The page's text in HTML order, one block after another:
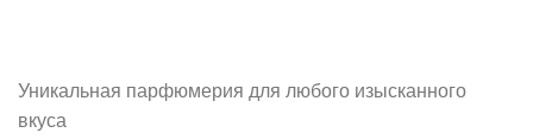
Уникальная парфюмерия для любого изысканного
вкуса